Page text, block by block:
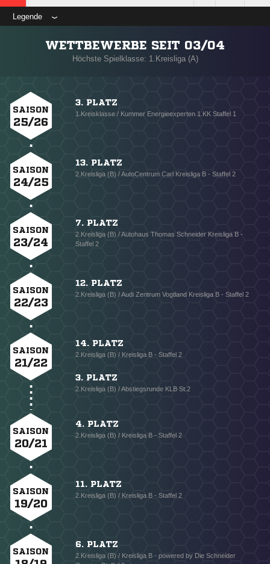
Legende
WETTBEWERBE SEIT 03/04
Höchste Spielklasse: 1.Kreisliga (A)
SAISON
25/26
3. PLATZ
1.Kreisklasse / Kummer Energieexperten 1.KK Staffel 1
SAISON
24/25
13. PLATZ
2.Kreisliga (B) / AutoCentrum Carl Kreisliga B - Staffel 2
SAISON
23/24
7. PLATZ
2.Kreisliga (B) / Autohaus Thomas Schneider Kreisliga B -
Staffel 2
SAISON
22/23
12. PLATZ
2.Kreisliga (B) / Audi Zentrum Vogtland Kreisliga B - Staffel 2
SAISON
21/22
14. PLATZ
2.Kreisliga (B) / Kreisliga B - Staffel 2
3. PLATZ
2.Kreisliga (B) / Abstiegsrunde KLB St.2
SAISON
20/21
4. PLATZ
2.Kreisliga (B) / Kreisliga B - Staffel 2
SAISON
19/20
11. PLATZ
2.Kreisliga (B) / Kreisliga B - Staffel 2
SAISON
6. PLATZ
2.Kreisliga (B) / Kreisliga B - powered by Die Schneider